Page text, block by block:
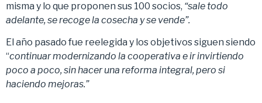
misma y lo que proponen sus 100 socios, “sale todo
adelante, se recoge la cosecha y se vende”.
El año pasado fue reelegida y los objetivos siguen siendo
“continuar modernizando la cooperativa e ir invirtiendo
poco a poco, sin hacer una reforma integral, pero si
haciendo mejoras.”